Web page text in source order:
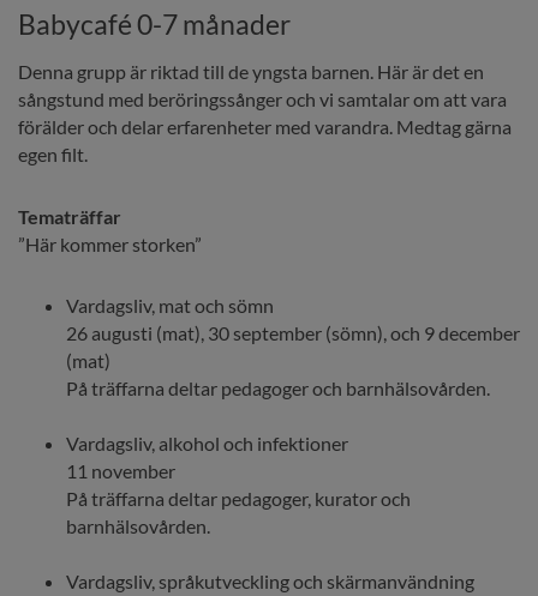
Babycafé 0-7 månader
Denna grupp är riktad till de yngsta barnen. Här är det en
sångstund med beröringssånger och vi samtalar om att vara
förälder och delar erfarenheter med varandra. Medtag gärna
egen filt.
Tematräffar
”Här kommer storken”
Vardagsliv, mat och sömn
26 augusti (mat), 30 september (sömn), och 9 december
(mat)
På träffarna deltar pedagoger och barnhälsovården.
Vardagsliv, alkohol och infektioner
11 november
På träffarna deltar pedagoger, kurator och
barnhälsovården.
Vardagsliv, språkutveckling och skärmanvändning